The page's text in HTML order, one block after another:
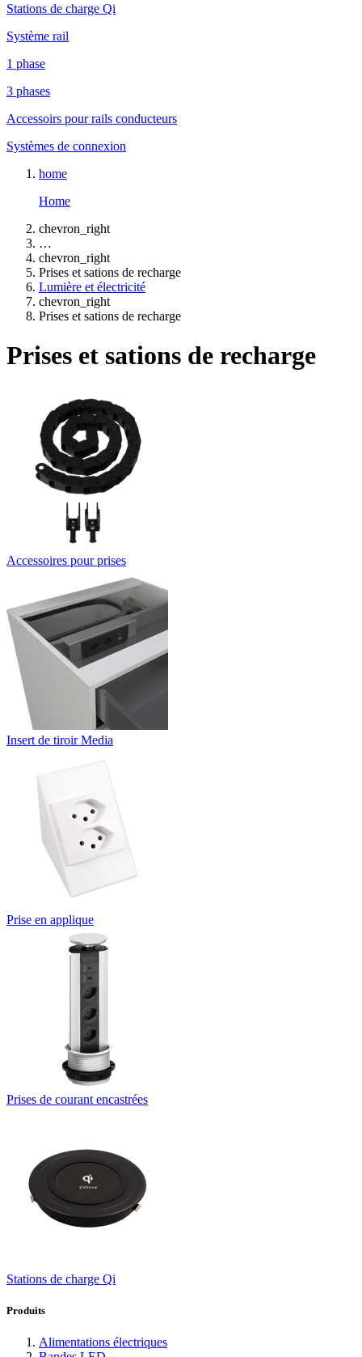
Stations de charge Qi
Système rail
1 phase
3 phases
Accessoirs pour rails conducteurs
Systèmes de connexion
home
Home
chevron_right
…
chevron_right
Prises et sations de recharge
Lumière et électricité
chevron_right
Prises et sations de recharge
Prises et sations de recharge
Accessoires pour prises
Insert de tiroir Media
Prise en applique
Prises de courant encastrées
Stations de charge Qi
Produits
Alimentations électriques